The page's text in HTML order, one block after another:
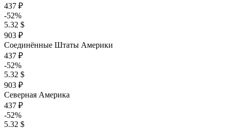
437 ₽
-52%
5.32 $
903 ₽
Соединённые Штаты Америки
437 ₽
-52%
5.32 $
903 ₽
Северная Америка
437 ₽
-52%
5.32 $